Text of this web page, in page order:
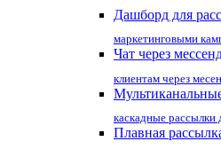
Дашборд для
маркетинговыми
Чат через
клиентам через
каскадные рассылки
Плавная